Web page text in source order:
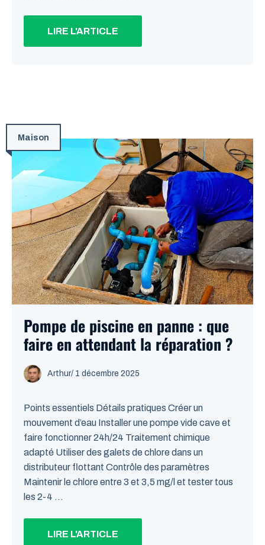
LIRE L'ARTICLE
Maison
Pompe de piscine en panne : que
faire en attendant la réparation ?
Arthur/ 1 décembre 2025
Points essentiels Détails pratiques Créer un
mouvement d’eau Installer une pompe vide cave et
faire fonctionner 24h/24 Traitement chimique
adapté Utiliser des galets de chlore dans un
distributeur flottant Contrôle des paramètres
Maintenir le chlore entre 3 et 3,5 mg/l et tester tous
les 2-4 ...
LIRE L'ARTICLE